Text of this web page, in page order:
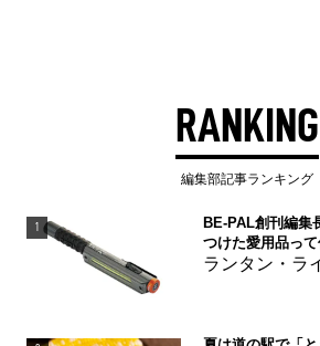
RANKING
編集部記事ランキング
1
BE-PAL創刊編集
つけた愛用品って
ランタン・ラ